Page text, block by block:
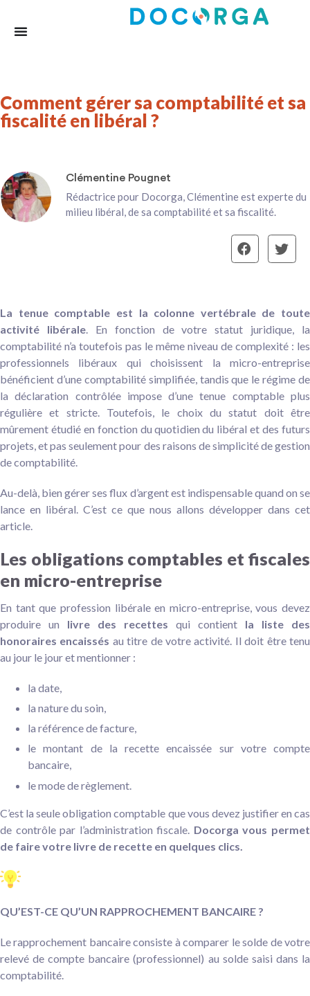
Comment gérer sa comptabilité et sa
fiscalité en libéral ?
Clémentine Pougnet
Rédactrice pour Docorga, Clémentine est experte du
milieu libéral, de sa comptabilité et sa fiscalité.
La tenue comptable est la colonne vertébrale de toute
activité libérale. En fonction de votre statut juridique, la
comptabilité n’a toutefois pas le même niveau de complexité : les
professionnels libéraux qui choisissent la micro-entreprise
bénéficient d’une comptabilité simplifiée, tandis que le régime de
la déclaration contrôlée impose d’une tenue comptable plus
régulière et stricte. Toutefois, le choix du statut doit être
mûrement étudié en fonction du quotidien du libéral et des futurs
projets, et pas seulement pour des raisons de simplicité de gestion
de comptabilité.
Au-delà, bien gérer ses flux d’argent est indispensable quand on se
lance en libéral. C’est ce que nous allons développer dans cet
article.
Les obligations comptables et fiscales
en micro-entreprise
En tant que profession libérale en micro-entreprise, vous devez
produire un livre des recettes qui contient la liste des
honoraires encaissés au titre de votre activité. Il doit être tenu
au jour le jour et mentionner :
la date,
la nature du soin,
la référence de facture,
le montant de la recette encaissée sur votre compte
bancaire,
le mode de règlement.
C’est la seule obligation comptable que vous devez justifier en cas
de contrôle par l’administration fiscale. Docorga vous permet
de faire votre livre de recette en quelques clics.
QU’EST-CE QU’UN RAPPROCHEMENT BANCAIRE ?
Le rapprochement bancaire consiste à comparer le solde de votre
relevé de compte bancaire (professionnel) au solde saisi dans la
comptabilité.